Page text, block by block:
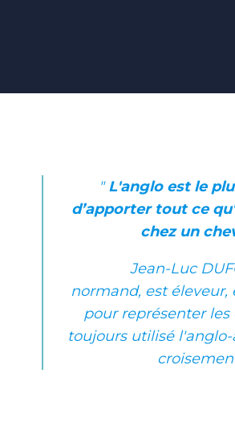
"L'anglo est le
d’apporter tout ce
chez un
Jean-Luc
normand, est éleveur,
pour représenter les
toujours utilisé l'anglo-